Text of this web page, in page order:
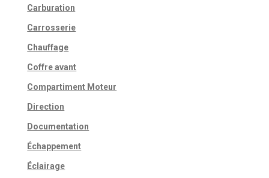
Carburation
Carrosserie
Chauffage
Coffre avant
Compartiment Moteur
Direction
Documentation
Échappement
Éclairage